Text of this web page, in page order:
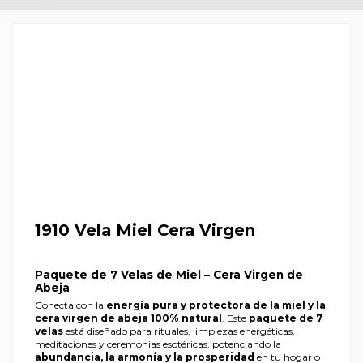
1910 Vela Miel Cera Virgen
Paquete de 7 Velas de Miel – Cera Virgen de
Abeja
Conecta con la energía pura y protectora de la miel y la
cera virgen de abeja 100% natural . Este paquete de 7
velas está diseñado para rituales, limpiezas energéticas,
meditaciones y ceremonias esotéricas, potenciando la
abundancia, la armonía y la prosperidad en tu hogar o